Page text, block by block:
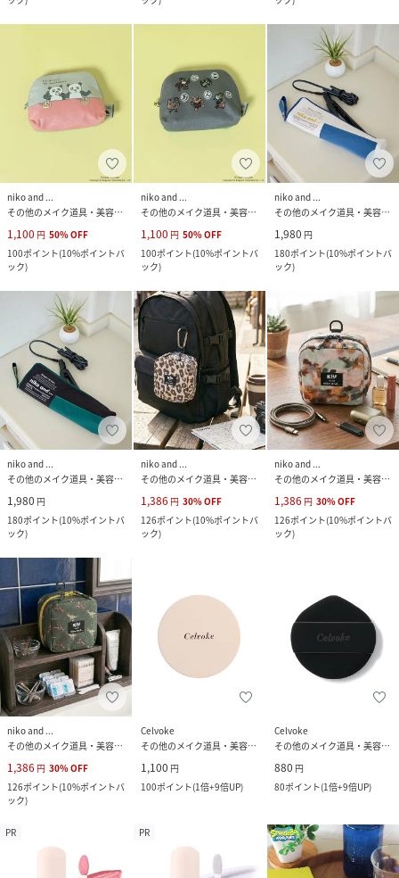
niko and ...
その他のメイク道具・美容器具
1,100 円 50%OFF
100ポイント(10%ポイントバ
ック)
niko and ...
その他のメイク道具・美容器具
1,100 円 50%OFF
100ポイント(10%ポイントバ
ック)
niko and ...
その他のメイク道具・美容器具
1,980 円
180ポイント(10%ポイントバ
ック)
niko and ...
その他のメイク道具・美容器具
1,980 円
180ポイント(10%ポイントバ
ック)
niko and ...
その他のメイク道具・美容器具
1,386 円 30%OFF
126ポイント(10%ポイントバ
ック)
niko and ...
その他のメイク道具・美容器具
1,386 円 30%OFF
126ポイント(10%ポイントバ
ック)
niko and ...
その他のメイク道具・美容器具
1,386 円 30%OFF
126ポイント(10%ポイントバ
ック)
Celvoke
その他のメイク道具・美容器具
1,100 円
100ポイント(1倍+9倍UP)
Celvoke
その他のメイク道具・美容器具
880 円
80ポイント(1倍+9倍UP)
PR PR